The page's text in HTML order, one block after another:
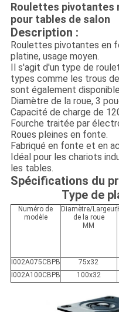
Roulettes pivotantes
pour tables de salon
Description :
Roulettes pivotantes en
platine, usage moyen.
Il s'agit d'un type de
types comme les trous
sont également
Diamètre de la roue, 3
Capacité de charge de
Fourche traitée par
Roues pleines en fonte.
Fabriqué en fonte et en
Idéal pour les chariots
les tables.
Spécifications du
Type de
Numéro de
modèle
Diamètre/Largeur
de la roue
MM
I002A075CBPB 75x32
I002A100CBPB 100x32